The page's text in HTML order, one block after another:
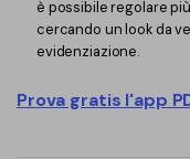
è possibile regolare
cercando un look da
evidenziazione.
Prova gratis l'app